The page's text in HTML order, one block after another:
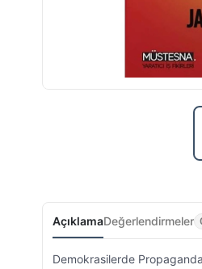
AçıklamaDeğerlendirmeler
Demokrasilerde